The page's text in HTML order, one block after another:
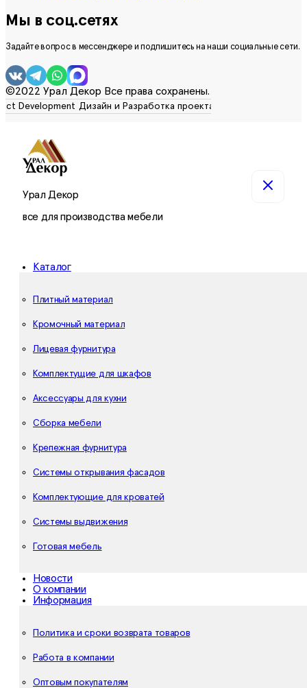
Мы в соц.сетях
Задайте вопрос в мессенджере и подпишитесь на наши социальные сети.
©2022 Урал Декор Все права сохранены.
Урал Декор
все для производства мебели
Каталог
Плитный материал
Кромочный материал
Лицевая фурнитура
Комплектущие для шкафов
Аксессуары для кухни
Сборка мебели
Крепежная фурнитура
Системы открывания фасадов
Комплектующие для кроватей
Системы выдвижения
Готовая мебель
Новости
О компании
Информация
Политика и сроки возврата товаров
Работа в компании
Оптовым покупателям